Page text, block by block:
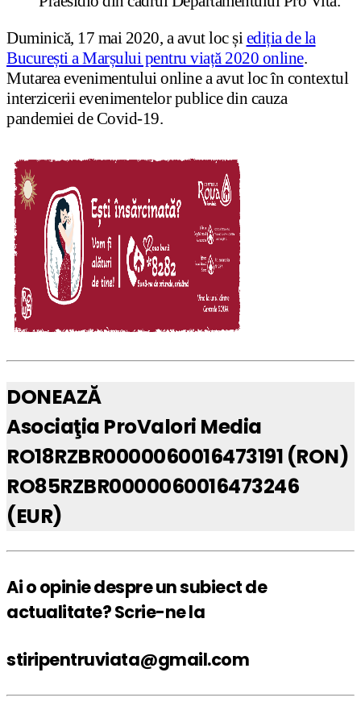
Duminică, 17 mai 2020, a avut loc și ediția de la
București a Marșului pentru viață 2020 online.
Mutarea evenimentului online a avut loc în contextul
interzicerii evenimentelor publice din cauza
pandemiei de Covid-19.
DONEAZĂ
Asociaţia ProValori Media
RO18RZBR0000060016473191 (RON)
RO85RZBR0000060016473246
(EUR)
Ai o opinie despre un subiect de
actualitate? Scrie-ne la
stiripentruviata@gmail.com